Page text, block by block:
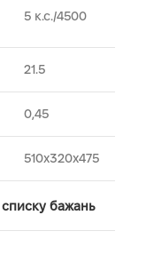
5 к.с./4500
21.5
0,45
510x320x475
бажань